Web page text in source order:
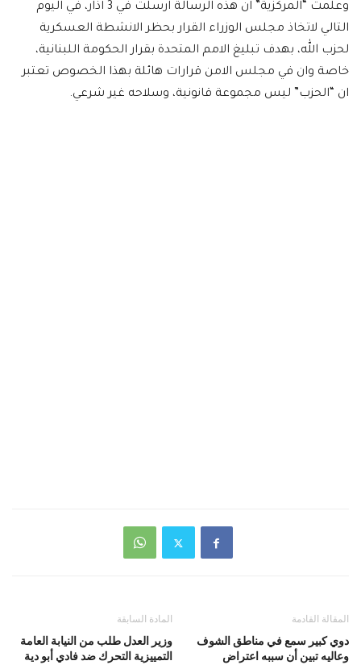
وعلمت “المركزية” ان هذه الرسالة ارسلت في 3 آذار، في اليوم
التالي لاتخاذ مجلس الوزراء القرار بحظر الانشطة العسكرية
لحزب الله، بهدف تبليغ الامم المتحدة بقرار الحكومة اللبنانية،
خاصة وان في مجلس الامن قرارات هائلة بهذا الخصوص تعتبر
ان “الحزب” ليس مجموعة قانونية، وسلاحه غير شرعي.
المادة السابقة
وزير العدل طلب من النيابة العامة
التمييزية التحرك ضد فادي أبو دية
المقالة القادمة
دوي كبير سمع في مناطق الشوف
وعاليه تبين أن سببه اعتراض